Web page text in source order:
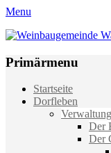
Menu
Weinbaugemeinde
Primärmenu
Weiter
zum
Startseite
Dorfleben
Verwaltung
Der
Der